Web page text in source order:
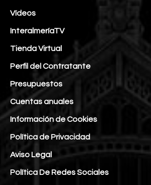
Vídeos
InteralmeríaTV
Tienda Virtual
Perfil del Contratante
Presupuestos
Cuentas anuales
Información de Cookies
Política de Privacidad
Aviso Legal
Política De Redes Sociales